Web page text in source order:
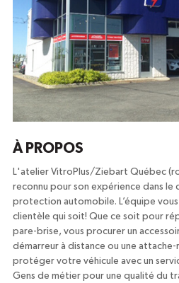
À PROPOS
L'atelier VitroPlus/Ziebart Québec
reconnu pour son expérience dans
protection automobile. L’équipe
clientèle qui soit! Que ce soit pour
pare-brise, vous procurer un
démarreur à distance ou une
protéger votre véhicule avec un
Gens de métier pour une qualité du